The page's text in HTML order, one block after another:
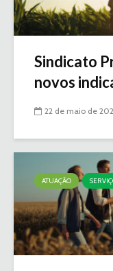
Sindicato
novos
22 de maio de
ATUAÇÃO